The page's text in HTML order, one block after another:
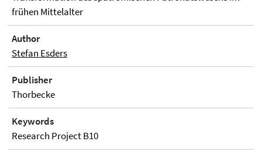
frühen Mittelalter
Author
Stefan Esders
Publisher
Thorbecke
Keywords
Research Project B10